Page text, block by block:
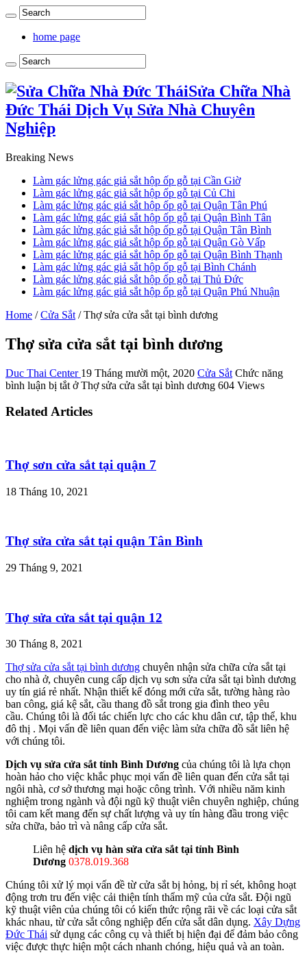
home page
Sửa Chữa Nhà
Đức Thái Dịch Vụ Sửa Nhà Chuyên
Nghiệp
Breaking News
Làm gác lửng gác giả sắt hộp ốp gỗ tại Cần Giờ
Làm gác lửng gác giả sắt hộp ốp gỗ tại Củ Chi
Làm gác lửng gác giả sắt hộp ốp gỗ tại Quận Tân Phú
Làm gác lửng gác giả sắt hộp ốp gỗ tại Quận Bình Tân
Làm gác lửng gác giả sắt hộp ốp gỗ tại Quận Tân Bình
Làm gác lửng gác giả sắt hộp ốp gỗ tại Quận Gò Vấp
Làm gác lửng gác giả sắt hộp ốp gỗ tại Quận Bình Thạnh
Làm gác lửng gác giả sắt hộp ốp gỗ tại Bình Chánh
Làm gác lửng gác giả sắt hộp ốp gỗ tại Thủ Đức
Làm gác lửng gác giả sắt hộp ốp gỗ tại Quận Phú Nhuận
Home / Cửa Sắt / Thợ sửa cửa sắt tại bình dương
Thợ sửa cửa sắt tại bình dương
Duc Thai Center 19 Tháng mười một, 2020 Cửa Sắt Chức năng
bình luận bị tắt ở Thợ sửa cửa sắt tại bình dương 604 Views
Related Articles
Thợ sơn cửa sắt tại quận 7
18 Tháng 10, 2021
Thợ sửa cửa sắt tại quận Tân Bình
29 Tháng 9, 2021
Thợ sửa cửa sắt tại quận 12
30 Tháng 8, 2021
Thợ sửa cửa sắt tại bình dương chuyên nhận sửa chữa cửa sắt tại
cho nhà ở, chuyên cung cấp dịch vụ sơn sửa cửa sắt tại bình dương
uy tín giá rẻ nhất. Nhận thiết kế đóng mới cửa sắt, tường hàng rào
ban công, giá kệ sắt, cầu thang đồ sắt trong gia đình theo yêu
cầu. Chúng tôi là đối tác chiến lực cho các khu dân cư, tập thể, khu
đô thị . Mọi vấn đề liên quan đến việc làm sửa chữa đồ sắt liên hệ
với chúng tôi.
Dịch vụ sửa cửa sắt tỉnh Bình Dương của chúng tôi là lựa chọn
hoàn hảo cho việc khắc phục mọi vấn đề liên quan đến cửa sắt tại
ngôi nhà, cơ sở thương mại hoặc công trình. Với nhiều năm kinh
nghiệm trong ngành và đội ngũ kỹ thuật viên chuyên nghiệp, chúng
tôi cam kết mang đến sự chất lượng và uy tín hàng đầu trong việc
sửa chữa, bảo trì và nâng cấp cửa sắt.
Liên hệ dịch vụ hàn sửa cửa sắt tại tỉnh Bình
Dương 0378.019.368
Chúng tôi xử lý mọi vấn đề từ cửa sắt bị hỏng, bị rỉ sét, không hoạt
động trơn tru đến việc cải thiện tính thẩm mỹ của cửa sắt. Đội ngũ
kỹ thuật viên của chúng tôi có kiến thức rộng rãi về các loại cửa sắt
khác nhau, từ cửa sắt công nghiệp đến cửa sắt dân dụng. Xây Dựng
Đức Thái sử dụng các công cụ và thiết bị hiện đại để đảm bảo công
việc được thực hiện một cách nhanh chóng, hiệu quả và an toàn.